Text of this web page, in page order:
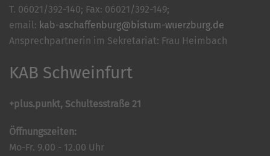
T. 06021/392-140; Fax: 06021/392-149;
email: kab-aschaffenburg@bistum-wuerzburg.de
Ansprechpartnerin im Sekretariat: Frau Heimbach
KAB Schweinfurt
+plus.punkt, Schultesstraße 21
Öffnungszeiten:
Mo-Fr. 9.00 - 12.00 Uhr